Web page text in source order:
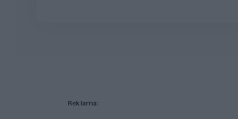
Reklama: